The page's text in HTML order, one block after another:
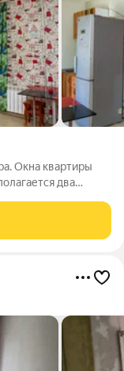
Окна квартиры
два
Сантехника и